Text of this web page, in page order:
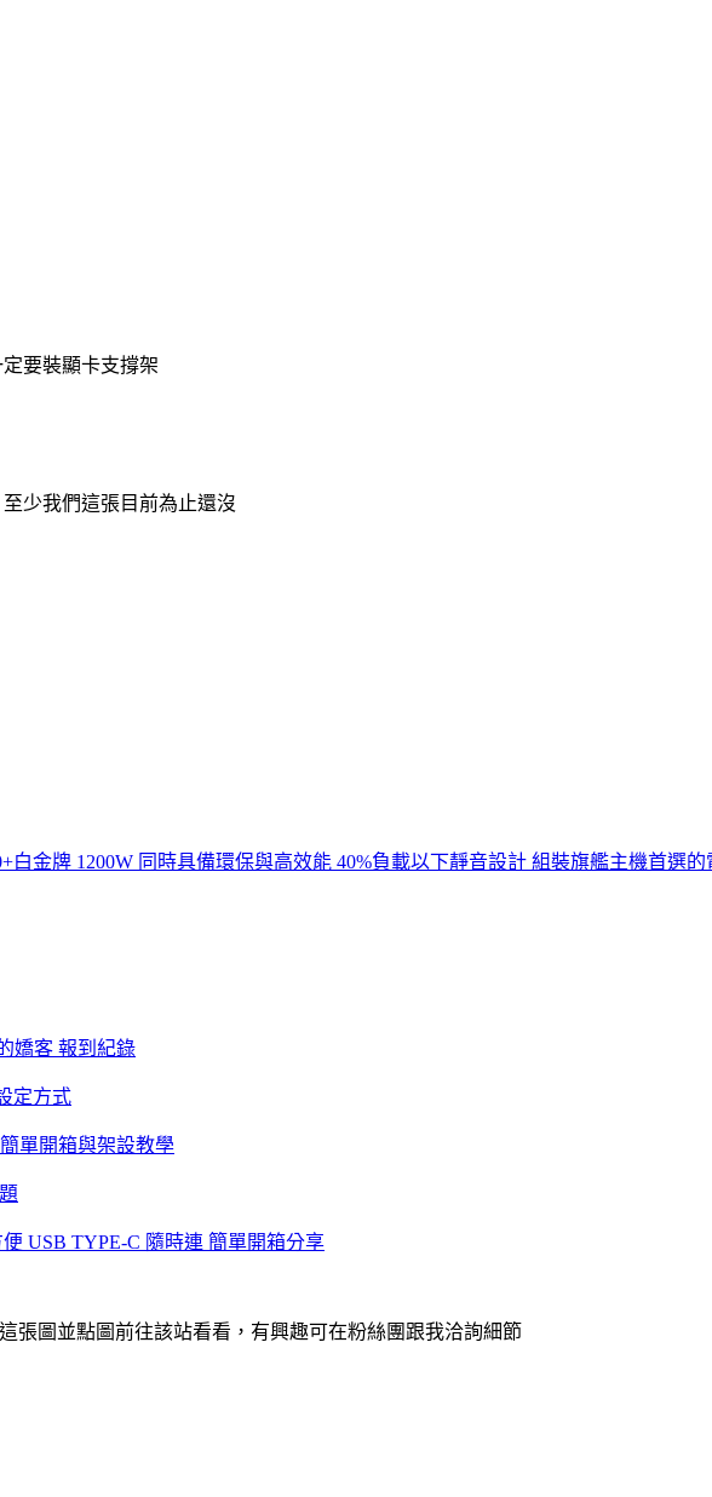
要裝顯卡支撐架
少我們這張目前為止還沒
白金牌 1200W 同時具備環保與高效能 40%負載以下靜音設計 組裝旗艦主機首選
嬌客 報到紀錄
定方式
單開箱與架設教學
USB TYPE-C 隨時連 簡單開箱分享
張圖並點圖前往該站看看，有興趣可在粉絲團跟我洽詢細節